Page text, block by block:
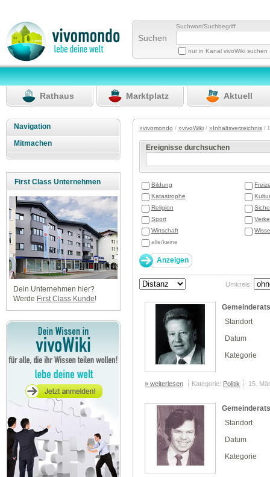
Suchen
Suchwort/Suchbegriff
nur in Kanal vivoWiki suchen
Rathaus Marktplatz Aktuell
Navigation
Mitmachen
First Class Unternehmen
Dein Unternehmen hier?
Werde First Class Kunde!
»vivomondo / »vivoWiki/ »Inhaltsverzeichnis/
Ereignisse durchsuchen
Bildung
Katastrophe
Religion
Sport
Wirtschaft
alle/keine
Umkreis:
Standort
Datum
Kategorie
» weiterlesen Kategorie: Politik 15.
Standort
Datum
Kategorie